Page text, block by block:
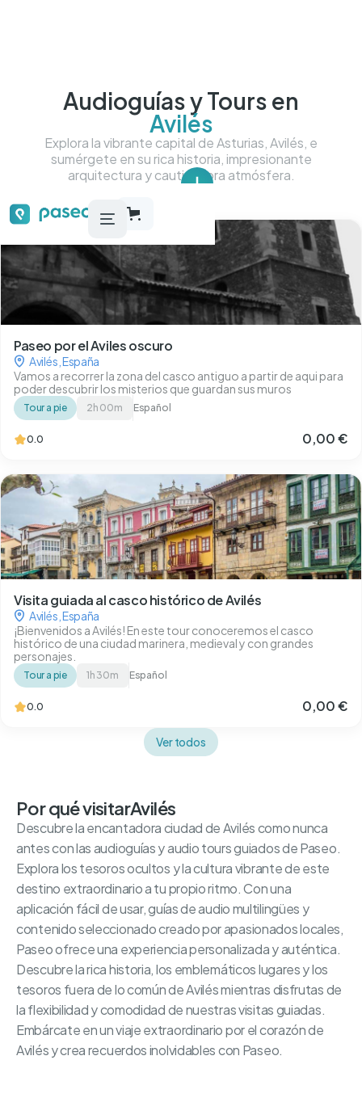
Audioguías y Tours en
Avilés
Explora la vibrante capital de Asturias, Avilés, e
sumérgete en su rica historia, impresionante
arquitectura y cautivadora atmósfera.
Tour más más destacados
Paseo por el Aviles oscuro
Avilés España
Vamos a recorrer la zona del casco antiguo a partir de aqui para
poder descubrir los misterios que guardan sus muros
Tour a pie 2h 00m Español
0.0 0,00 €
Visita guiada al casco histórico de Avilés
Avilés España
¡Bienvenidos a Avilés! En este tour conoceremos el casco
histórico de una ciudad marinera, medieval y con grandes
personajes.
Tour a pie 1h 30m Español
0.0 0,00 €
Ver todos
Por qué visitarAvilés
Descubre la encantadora ciudad de Avilés como nunca
antes con las audioguías y audio tours guiados de Paseo.
Explora los tesoros ocultos y la cultura vibrante de este
destino extraordinario a tu propio ritmo. Con una
aplicación fácil de usar, guías de audio multilingües y
contenido seleccionado creado por apasionados locales,
Paseo ofrece una experiencia personalizada y auténtica.
Descubre la rica historia, los emblemáticos lugares y los
tesoros fuera de lo común de Avilés mientras disfrutas de
la flexibilidad y comodidad de nuestras visitas guiadas.
Embárcate en un viaje extraordinario por el corazón de
Avilés y crea recuerdos inolvidables con Paseo.